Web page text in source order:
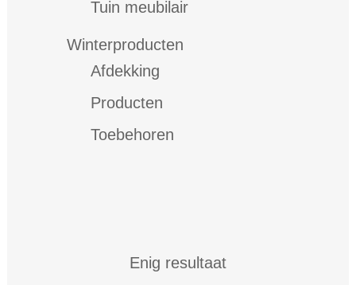
Tuin meubilair
Winterproducten
Afdekking
Producten
Toebehoren
Enig resultaat